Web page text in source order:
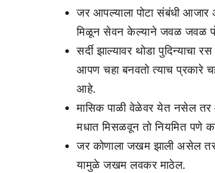
जर आपल्याला पोटा संबंधी आजार
मिळून सेवन केल्याने जवळ जवळ
सर्दी झाल्यावर थोडा पुदिन्याचा
आपण चहा बनवतो त्याच प्रकारे
आहे.
मासिक पाळी वेळेवर येत नसेल तर
मधात मिसळवून तो नियमित पणे
जर कोणाला जखम झाली असेल
यामुळे जखम लवकर माठेल.